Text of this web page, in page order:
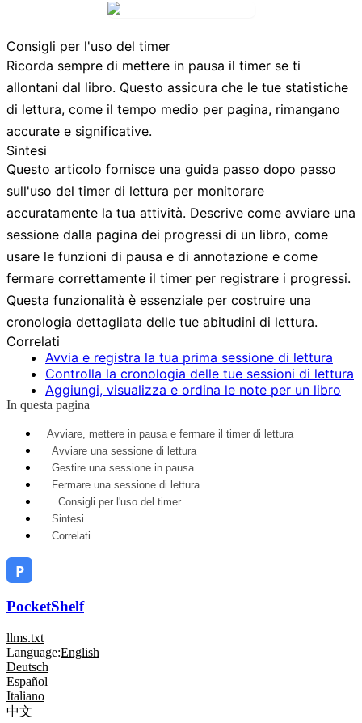
Consigli per l'uso del timer
Ricorda sempre di mettere in pausa il timer se ti
allontani dal libro. Questo assicura che le tue statistiche
di lettura, come il tempo medio per pagina, rimangano
accurate e significative.
Sintesi
Questo articolo fornisce una guida passo dopo passo
sull'uso del timer di lettura per monitorare
accuratamente la tua attività. Descrive come avviare una
sessione dalla pagina dei progressi di un libro, come
usare le funzioni di pausa e di annotazione e come
fermare correttamente il timer per registrare i progressi.
Questa funzionalità è essenziale per costruire una
cronologia dettagliata delle tue abitudini di lettura.
Correlati
Avvia e registra la tua prima sessione di lettura
Controlla la cronologia delle tue sessioni di lettura
Aggiungi, visualizza e ordina le note per un libro
In questa pagina
Avviare, mettere in pausa e fermare il timer di lettura
Avviare una sessione di lettura
Gestire una sessione in pausa
Fermare una sessione di lettura
Consigli per l'uso del timer
Sintesi
Correlati
PocketShelf
llms.txt
Language:English
Deutsch
Español
Italiano
中文